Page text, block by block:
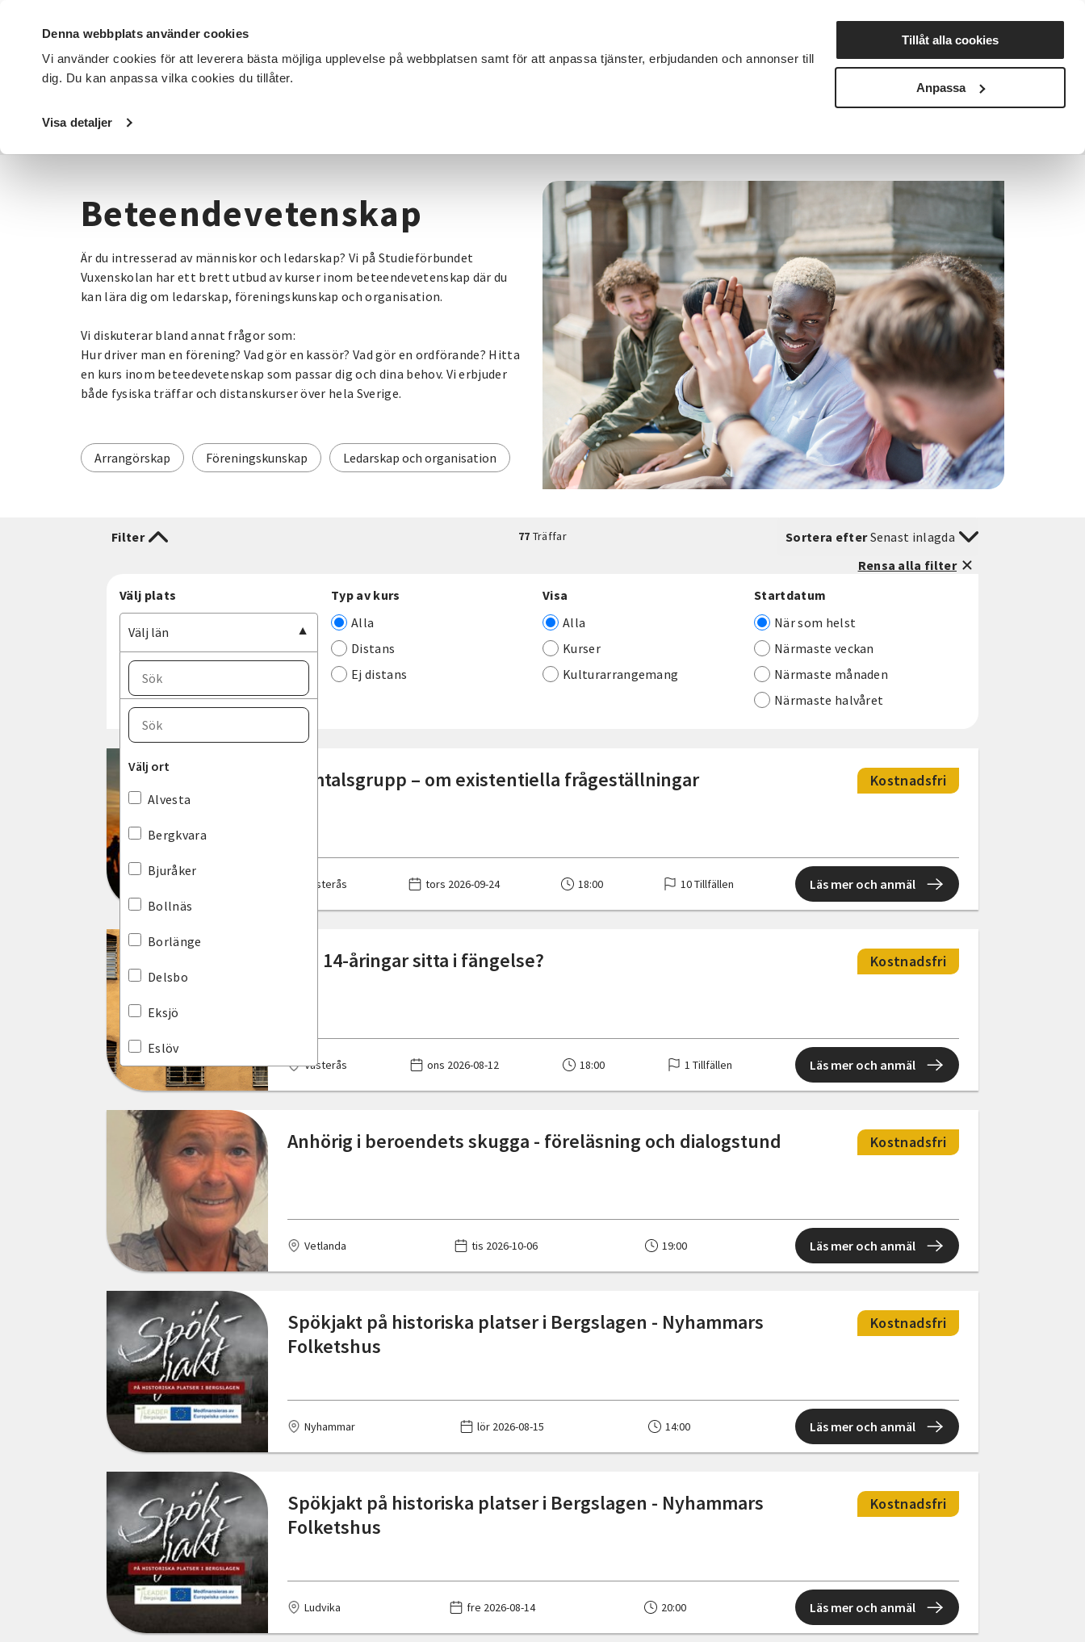
Denna webbplats använder cookies
Vi använder cookies för att leverera bästa möjliga upplevelse på webbplatsen samt för att anpassa tjänster, erbjudanden och annonser till
dig. Du kan anpassa vilka cookies du tillåter.
Visa detaljer
Tillåt alla cookies
Anpassa
DET HÄR GÖR VI FÖR DIG SOM SÖK KURSER OCH EVENEMANG Nyheter Avdelningar
Startsida / Kurser och evenemang
Beteendevetenskap
Är du intresserad av människor och ledarskap? Vi på Studieförbundet
Vuxenskolan har ett brett utbud av kurser inom beteendevetenskap där du
kan lära dig om ledarskap, föreningskunskap och organisation.
Vi diskuterar bland annat frågor som:
Hur driver man en förening? Vad gör en kassör? Vad gör en ordförande? Hitta
en kurs inom beteedevetenskap som passar dig och dina behov. Vi erbjuder
både fysiska träffar och distanskurser över hela Sverige.
Arrangörskap Föreningskunskap Ledarskap och organisation
Filter 77 Träffar Sortera efterSenast inlagda
Rensa alla filter
Välj plats
Välj län
Välj län
Norrbottens län
Skåne län
Stockholms län
Södermanlands län
Uppsala län
Värmlands län
Västernorrlands län
Västmanlands län
Västra Götalands län
Örebro län
Välj ort
Välj ort
Alvesta
Bergkvara
Bjuråker
Bollnäs
Borlänge
Delsbo
Eksjö
Eslöv
Falkenberg
Gävle
Göteborg
Halmstad
Henån
Huddinge
Hyltebruk
Hässleholm
Järpen
Karlshamn
Kumla
Kungsbacka
Lerum
Ludvika
Typ av kurs
Alla
Distans
Ej distans
Visa
Alla
Kurser
Kulturarrangemang
Startdatum
När som helst
Närmaste veckan
Närmaste månaden
Närmaste halvåret
Samtalsgrupp – om existentiella frågeställningar Kostnadsfri
Västerås tors 2026-09-24 18:00 10 Tillfällen Läs mer och anmäl
Ska 14-åringar sitta i fängelse? Kostnadsfri
Västerås ons 2026-08-12 18:00 1 Tillfällen Läs mer och anmäl
Anhörig i beroendets skugga - föreläsning och dialogstund Kostnadsfri
Vetlanda tis 2026-10-06 19:00 Läs mer och anmäl
Spökjakt på historiska platser i Bergslagen - Nyhammars
Folketshus
Kostnadsfri
Nyhammar lör 2026-08-15 14:00 Läs mer och anmäl
Spökjakt på historiska platser i Bergslagen - Nyhammars
Folketshus
Kostnadsfri
Ludvika fre 2026-08-14 20:00 Läs mer och anmäl